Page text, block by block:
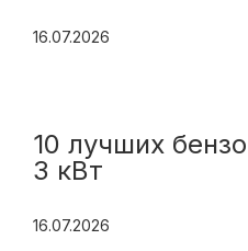
16.07.2026
10 лучших
3 кВт
16.07.2026